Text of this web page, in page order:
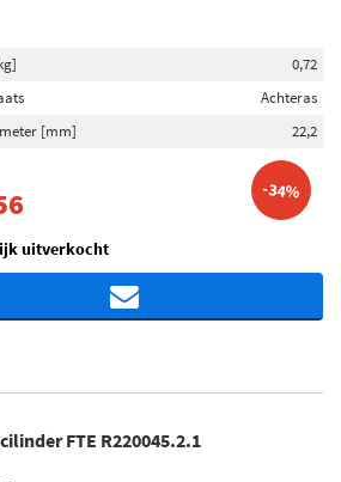
0,72
Achteras
[mm]
22,2
-34%
uitverkocht
FTE R220045.2.1